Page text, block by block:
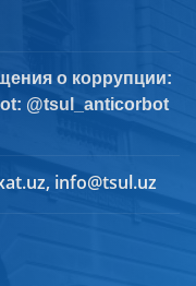
о коррупции:
@tsul_anticorbot
info@tsul.uz